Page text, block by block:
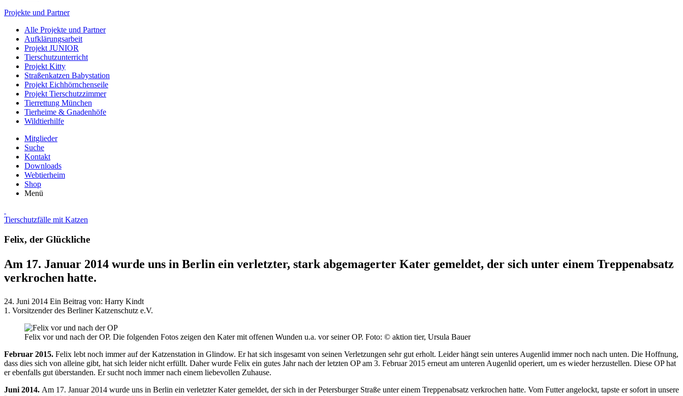
Projekte und Partner
Alle Projekte und Partner
Aufklärungsarbeit
Projekt JUNIOR
Tierschutzunterricht
Projekt Kitty
Straßenkatzen Babystation
Projekt Eichhörnchenseile
Projekt Tierschutzzimmer
Tierrettung München
Tierheime & Gnadenhöfe
Wildtierhilfe
Mitglieder
Suche
Kontakt
Downloads
Webtierheim
Shop
Menü
Tierschutzfälle mit Katzen
Felix, der Glückliche
Am 17. Januar 2014 wurde uns in Berlin ein verletzter, stark abgemagerter Kater gemeldet, der sich unter einem Treppenabsatz
verkrochen hatte.
24. Juni 2014 Ein Beitrag von: Harry Kindt
1. Vorsitzender des Berliner Katzenschutz e.V.
Felix vor und nach der OP. Die folgenden Fotos zeigen den Kater mit offenen Wunden u.a. vor seiner OP. Foto: © aktion tier, Ursula Bauer
Februar 2015. Felix lebt noch immer auf der Katzenstation in Glindow. Er hat sich insgesamt von seinen Verletzungen sehr gut erholt. Leider hängt sein unteres Augenlid immer noch nach unten. Die Hoffnung,
dass dies sich von alleine gibt, hat sich leider nicht erfüllt. Daher wurde Felix ein gutes Jahr nach der letzten OP am 3. Februar 2015 erneut am unteren Augenlid operiert, um es wieder herzustellen. Diese OP hat
er ebenfalls gut überstanden. Er sucht noch immer nach einem liebevollen Zuhause.
Juni 2014. Am 17. Januar 2014 wurde uns in Berlin ein verletzter Kater gemeldet, der sich in der Petersburger Straße unter einem Treppenabsatz verkrochen hatte. Vom Futter angelockt, tapste er sofort in unsere